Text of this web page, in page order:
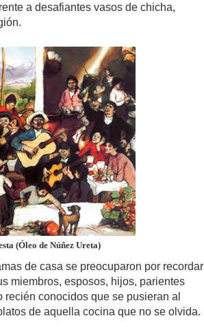
a desafiantes vasos de chicha,
(Óleo de Núñez Ureta)
de casa se preocuparon por recordar
miembros, esposos, hijos, parientes
conocidos que se pusieran al
de aquella cocina que no se olvida.